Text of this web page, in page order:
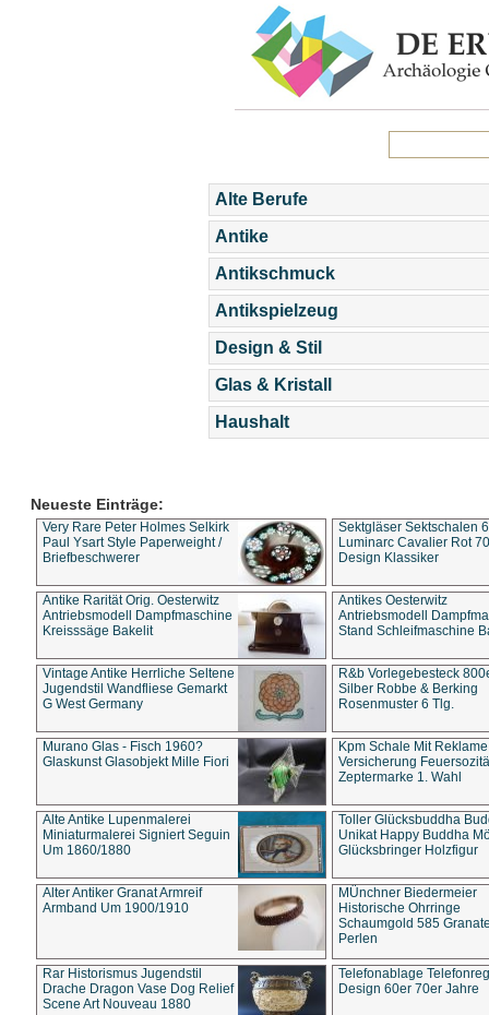
Alte Berufe
Antike
Antikschmuck
Antikspielzeug
Design & Stil
Glas & Kristall
Haushalt
Neueste Einträge:
Very Rare Peter Holmes Selkirk
Paul Ysart Style Paperweight /
Briefbeschwerer
Sektgläser Sektschalen
Luminarc Cavalier Rot
Design Klassiker
Antike Rarität Orig. Oesterwitz
Antriebsmodell Dampfmaschine
Kreisssäge Bakelit
Antikes Oesterwitz
Antriebsmodell
Stand Schleifmaschine
Vintage Antike Herrliche Seltene
Jugendstil Wandfliese Gemarkt
G West Germany
R&b Vorlegebesteck
Silber Robbe & Berking
Rosenmuster 6 Tlg.
Murano Glas - Fisch 1960?
Glaskunst Glasobjekt Mille Fiori
Kpm Schale Mit Reklame
Versicherung
Zeptermarke 1. Wahl
Alte Antike Lupenmalerei
Miniaturmalerei Signiert Seguin
Um 1860/1880
Toller Glücksbuddha
Unikat Happy Buddha
Glücksbringer Holzfigur
Alter Antiker Granat Armreif
Armband Um 1900/1910
MÜnchner Biedermeier
Historische Ohrringe
Schaumgold 585
Perlen
Rar Historismus Jugendstil
Drache Dragon Vase Dog Relief
Scene Art Nouveau 1880
Telefonablage
Design 60er 70er Jahre